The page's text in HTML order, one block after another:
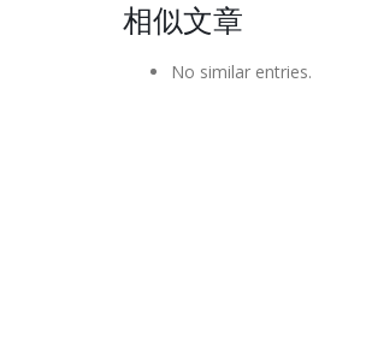
相似文章
No similar entries.